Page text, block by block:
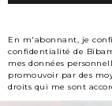
En m'abonnant, je
confidentialité de
mes données
promouvoir par des
droits qui me sont